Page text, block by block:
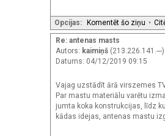
Opcijas: Komentēt šo ziņu •
Re: antenas masts
Autors: kaimiņš (213.226.141.---)
Datums: 04/12/2019 09:15
Vajag uzstādīt ārā virszemes
Par mastu materiālu varētu
jumta koka konstrukcijas, līdz
kādas idejas, antenas mastu